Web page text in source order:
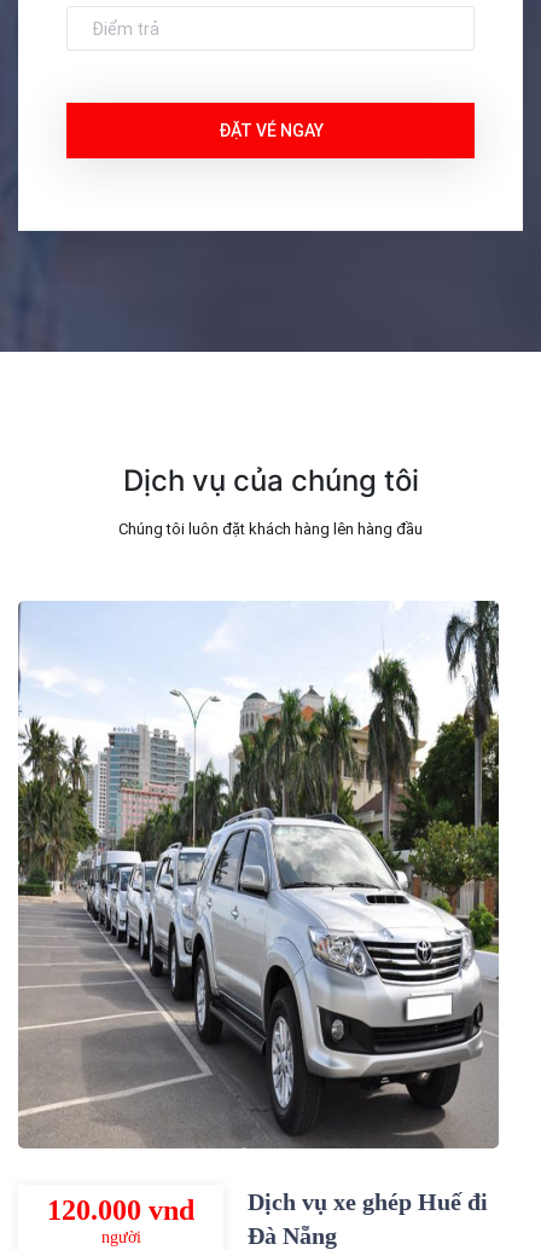
Dịch vụ của chúng tôi
Chúng tôi luôn đặt khách hàng lên hàng đầu
120.000 vnd
người
Dịch vụ xe ghép Huế đi
Đà Nẵng